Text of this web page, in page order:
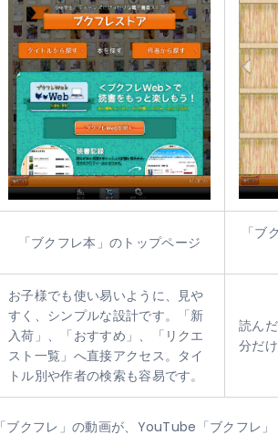
「ブクフレ本」のトップページ
「ブ
お子様でも使い易いように、見や
すく、シンプルな設計です。「新
入荷」、「おすすめ」、「リクエ
スト一覧」へ直接アクセス。タイ
トル別や作者の検索も容易です。
読ん
分だ
「ブクフレ」の動画が、YouTube「ブクフレ」